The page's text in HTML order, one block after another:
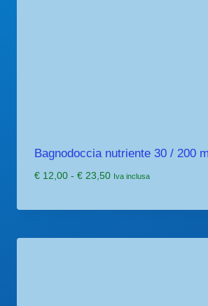
Bagnodoccia nutriente 30 / 200
€12,00 - €23,50Fascia
€ 12,00
Iva inclusa